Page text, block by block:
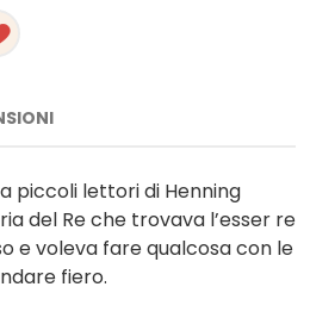
piccoli lettori di Henning
del Re che trovava l’esser re
e voleva fare qualcosa con le
fiero.